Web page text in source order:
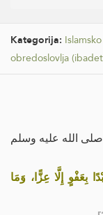
Kategorija:
obredoslovlja
الله عليه وسلم
إِلَّا عِزًّا، وَمَا